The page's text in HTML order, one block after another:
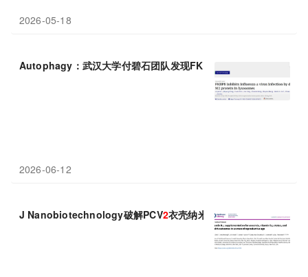
2026-05-18
Autophagy：武汉大学付碧石团队发现FKBP8通过降解病毒M
2026-06-12
J Nanobiotechnology破解PCV2衣壳纳米颗粒的免疫密码：唤